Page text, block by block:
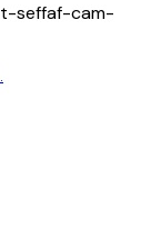
seffaf-cam-